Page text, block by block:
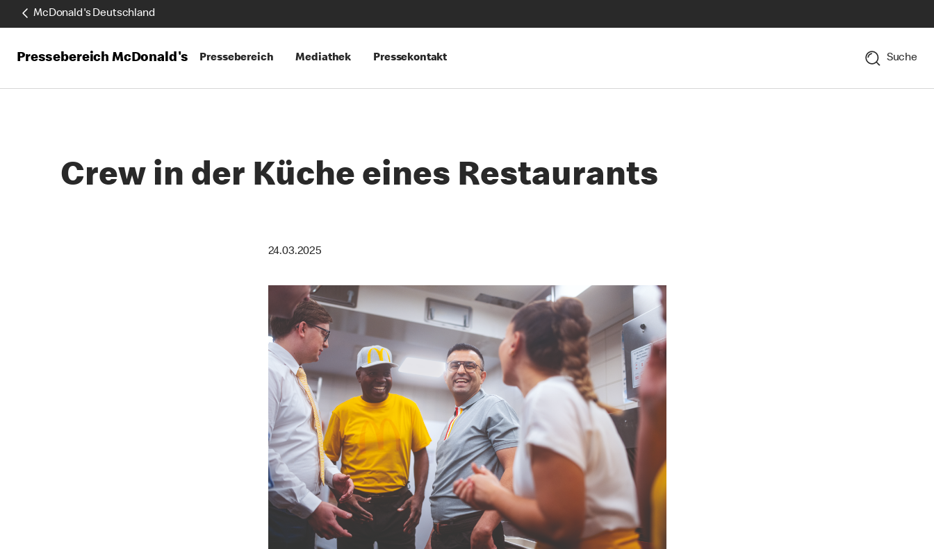
McDonald's Deutschland
Pressebereich McDonald's Pressebereich Mediathek Pressekontakt Suche
Crew in der Küche eines Restaurants
24.03.2025